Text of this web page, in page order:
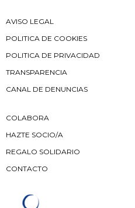
AVISO LEGAL
POLITICA DE COOKIES
POLITICA DE PRIVACIDAD
TRANSPARENCIA
CANAL DE DENUNCIAS
COLABORA
HAZTE SOCIO/A
REGALO SOLIDARIO
CONTACTO